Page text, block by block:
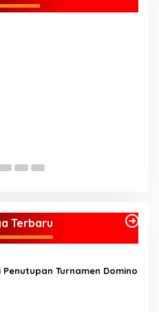
Terbaru
Turnamen Domino